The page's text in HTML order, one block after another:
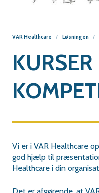
VAR Healthcare Løsningen
KURSER
Vi er i VAR Healthcare
god hjælp til
Healthcare i din
Det er afgørende, at